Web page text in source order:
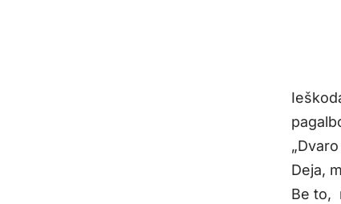
Deja,
Be to,